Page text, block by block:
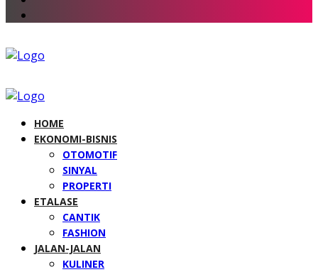
HOME
EKONOMI-BISNIS
OTOMOTIF
SINYAL
PROPERTI
ETALASE
CANTIK
FASHION
JALAN-JALAN
KULINER